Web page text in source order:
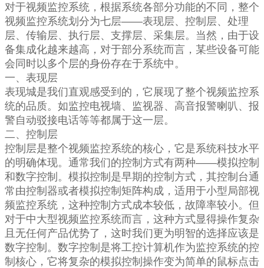
对于视频监控系统，根据系统各部分功能的不同，整个
视频监控系统划分为七层——表现层、控制层、处理
层、传输层、执行层、支撑层、采集层。当然，由于设
备集成化越来越高，对于部分系统而言，某些设备可能
会同时以多个层的身份存在于系统中。
一、表现层
表现城是我们直观感受到的，它展现了整个视频监控系
统的品质。如监控电视墙、监视器、高音报警喇叭、报
警自动驳接电话等等都属于这一层。
二、控制层
控制层是整个视频监控系统的核心，它是系统科技水平
的明确体现。通常我们的控制方式有两种——模拟控制
和数字控制。模拟控制是早期的控制方式，其控制台通
常由控制器或者模拟控制矩阵构成，适用于小型局部视
频监控系统，这种控制方式成本较低，故障率较小。但
对于中大型视频监控系统而言，这种方式显得操作复杂
且无任何产品优势了，这时我们更为明智的选择应该是
数字控制。数字控制是将工控计算机作为监控系统的控
制核心，它将复杂的模拟控制操作变为简单的鼠标点击